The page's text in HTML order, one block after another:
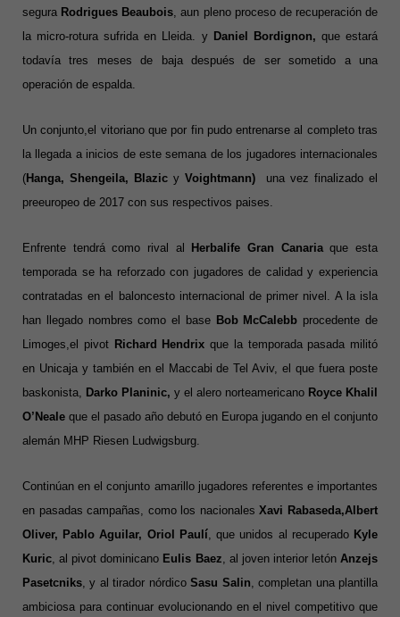
segura Rodrigues Beaubois , aun pleno proceso de recuperación de
la micro-rotura sufrida en Lleida. y Daniel Bordignon, que estará
todavía tres meses de baja después de ser sometido a una
operación de espalda.
Un conjunto,el vitoriano que por fin pudo entrenarse al completo tras
la llegada a inicios de este semana de los jugadores internacionales
(Hanga, Shengeila, Blazic y Voightmann) una vez finalizado el
preeuropeo de 2017 con sus respectivos paises.
Enfrente tendrá como rival al Herbalife Gran Canariaque esta
temporada se ha reforzado con jugadores de calidad y experiencia
contratadas en el baloncesto internacional de primer nivel. A la isla
han llegado nombres como el base Bob McCalebb procedente de
Limoges,el pivot Richard Hendrix que la temporada pasada militó
en Unicaja y también en el Maccabi de Tel Aviv, el que fuera poste
baskonista,
Darko Planinic, y el alero norteamericano Royce Khalil
O’Neale que el pasado año debutó en Europa jugando en el conjunto
alemán MHP Riesen Ludwigsburg.
Continúan en el conjunto amarillo jugadores referentes e importantes
en pasadas campañas, como los nacionalesXavi Rabaseda,Albert
Oliver, Pablo Aguilar, Oriol Paulí , que unidos al recuperado Kyle
Kuric , al pivot dominicano Eulis Baez , al joven interior letón Anzejs
Pasetcniks , y al tirador nórdicoSasu Salin , completan una plantilla
ambiciosa para continuar evolucionando en el nivel competitivo que